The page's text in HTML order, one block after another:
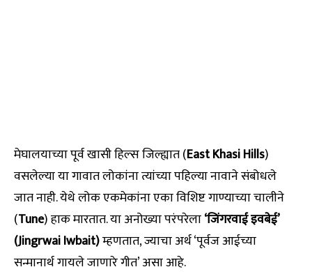
मेघालयाच्या पूर्व खासी हिल्स जिल्ह्यात (East Khasi Hills)
वसलेल्या या गावात लोकांना त्यांच्या पहिल्या नावाने संबोधले
जात नाही. येथे लोक एकमेकांना एका विशिष्ट गाण्याच्या चालीने
(Tune) हाक मारतात. या अनोख्या परंपरेला‘जिंगरवाई इवबेई’
(Jingrwai Iwbait)म्हणतात, ज्याचा अर्थ ‘पूर्वज आईच्या
सन्मानार्थ गायले जाणारे गीत’ असा आहे.